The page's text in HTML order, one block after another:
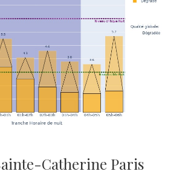
Catherine Paris